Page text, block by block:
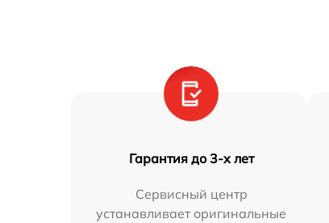
Гарантия до 3-х лет
Сервисный центр
устанавливает оригинальные